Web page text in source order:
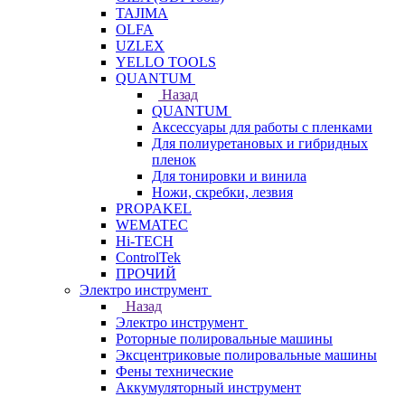
TAJIMA
OLFA
UZLEX
YELLO TOOLS
QUANTUM
Назад
QUANTUM
Аксессуары для работы с пленками
Для полиуретановых и гибридных
пленок
Для тонировки и винила
Ножи, скребки, лезвия
PROPAKEL
WEMATEC
Hi-TECH
ControlTek
ПРОЧИЙ
Электро инструмент
Назад
Электро инструмент
Роторные полировальные машины
Эксцентриковые полировальные машины
Фены технические
Аккумуляторный инструмент